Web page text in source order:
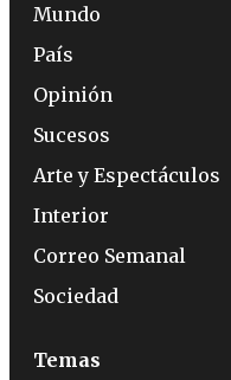
Mundo
País
Opinión
Sucesos
Arte y Espectáculos
Interior
Correo Semanal
Sociedad
Temas